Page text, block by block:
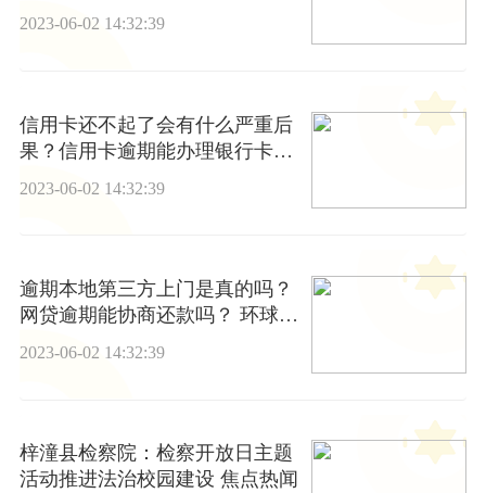
录？ 热消息
2023-06-02 14:32:39
信用卡还不起了会有什么严重后
果？信用卡逾期能办理银行卡
2023-06-02 14:32:39
逾期本地第三方上门是真的吗？
网贷逾期能协商还款吗？ 环球视
点
2023-06-02 14:32:39
梓潼县检察院：检察开放日主题
活动推进法治校园建设 焦点热闻